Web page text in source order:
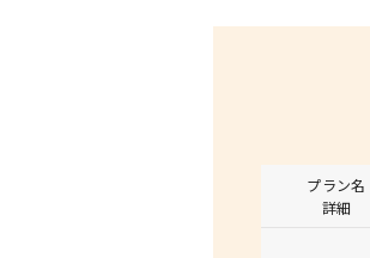
プラン名
詳細